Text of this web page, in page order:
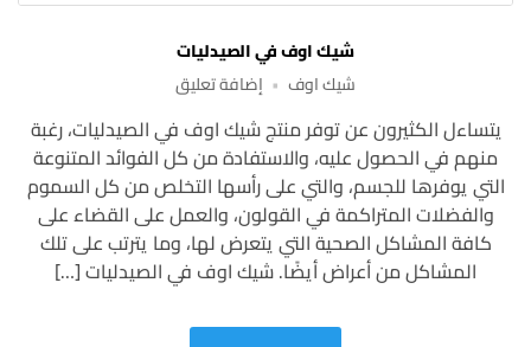
شيك اوف في الصيدليات
شيك اوف
إضافة تعليقعلى
اوف
في
الصيدليات
يتساءل الكثيرون عن توفر منتج شيك اوف في الصيدليات، رغبة
منهم في الحصول عليه، والاستفادة من كل الفوائد المتنوعة
التي يوفرها للجسم، والتي على رأسها التخلص من كل السموم
والفضلات المتراكمة في القولون، والعمل على القضاء على
كافة المشاكل الصحية التي يتعرض لها، وما يترتب على تلك
المشاكل من أعراض أيضًا. شيك اوف في الصيدليات […]